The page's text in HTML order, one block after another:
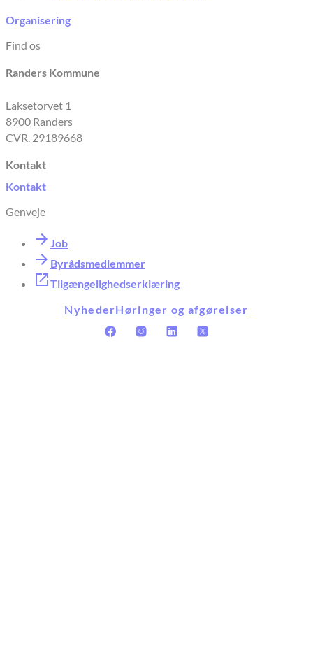
Organisering
Find os
Randers Kommune
Laksetorvet 1
8900 Randers
CVR. 29189668
Kontakt
Kontakt
Genveje
Job
Byrådsmedlemmer
Tilgængelighedserklæring
NyhederHøringer og afgørelser